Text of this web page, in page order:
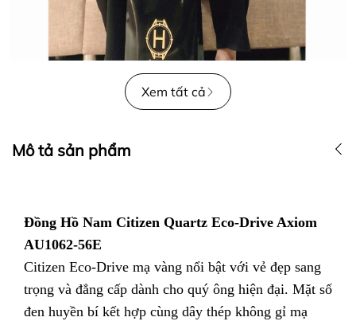
Xem tất cả
Mô tả sản phẩm
Đồng Hồ Nam Citizen Quartz Eco-Drive Axiom
AU1062-56E
Citizen Eco-Drive mạ vàng nổi bật với vẻ đẹp sang
trọng và đẳng cấp dành cho quý ông hiện đại. Mặt số
đen huyền bí kết hợp cùng dây thép không gỉ mạ